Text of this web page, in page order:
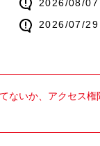
2026/08/07
2026/07/29
ないか、アクセス